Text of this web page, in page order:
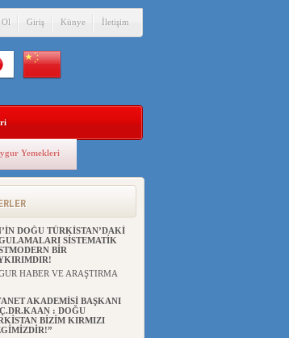
Ol Giriş Künye İletişim
Yemekleri
PARTİ GENEL
AĞIRALİOĞLU : ÇİN’İN
SOYKIRIMI BİR
HABER VE ARAŞTIRMA
DOĞU TÜRKİSTAN’DAKİ
SİSTEMATİK
BİR
HABER VE ARAŞTIRMA
AKADEMİSİ BAŞKANI
: DOĞU
BİZİM KIRMIZI